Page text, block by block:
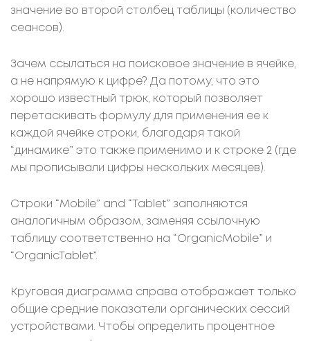
значение во второй столбец таблицы (количество
сеансов).
Зачем ссылаться на поисковое значение в ячейке,
а не напрямую к цифре? Да потому, что это
хорошо известный трюк, который позволяет
перетаскивать формулу для применения ее к
каждой ячейке строки, благодаря такой
“динамике” это также применимо и к строке 2 (где
мы прописывали цифры нескольких месяцев).
Строки “Mobile” and “Tablet” заполняются
аналогичным образом, заменяя ссылочную
таблицу соответственно на “OrganicMobile” и
“OrganicTablet”.
Круговая диаграмма справа отображает только
общие средние показатели органических сессий
устройствами. Чтобы определить процентное